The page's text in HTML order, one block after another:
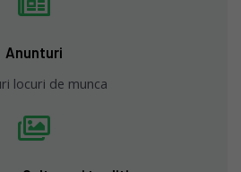
Anunturi
locuri de munca